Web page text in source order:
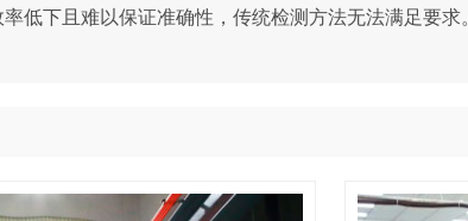
低下且难以保证准确性，传统检测方法无法满足要求。